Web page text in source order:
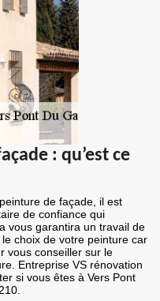
: qu’est ce
de façade, il est
de confiance qui
vous garantira un travail de
choix de votre peinture car
vous conseiller sur le
Entreprise VS rénovation
si vous êtes à Vers Pont